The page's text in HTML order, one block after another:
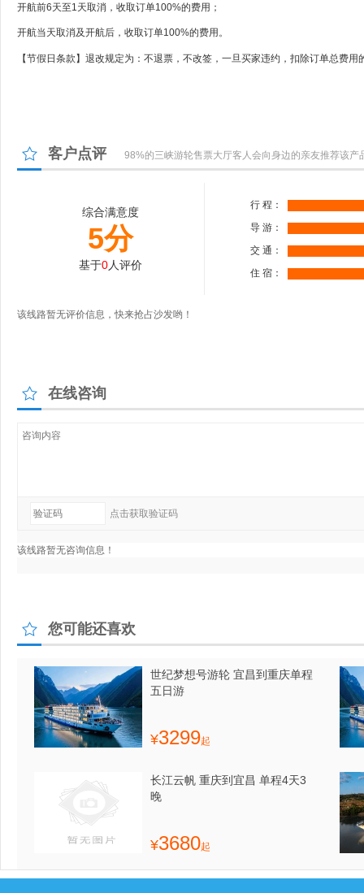
开航前6天至1天取消，收取订单100%的费用；
开航当天取消及开航后，收取订单100%的费用。
【节假日条款】退改规定为：不退票，不改签，一旦买家违约，扣除订单总费用
客户点评 98%的三峡游轮售票大厅客人会向身边的亲友推荐该产
在线咨询
您可能还喜欢
世纪梦想号游轮 宜昌到重庆单程
五日游
¥3299起
长江云帆 重庆到宜昌 单程4天3
晚
¥3680起